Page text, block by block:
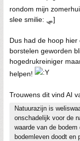
rondom mijn
slee smilie: 🛷]
Dus had de hoop
borstelen geworden
hogedrukreiniger
helpen!
Trouwens dit vind AI
Natuurazijn is
onschadelijk voor de
waarde van de
bodemleven doodt en